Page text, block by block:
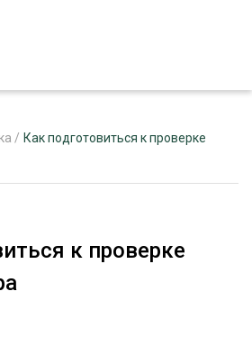
/ Как подготовиться к проверке
к проверке